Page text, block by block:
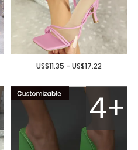
US$11.35 - US$17.22
4+